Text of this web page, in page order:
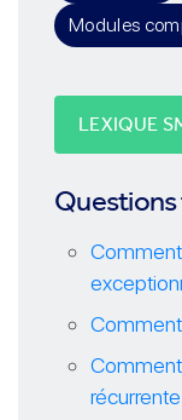
Modules
LEXIQUE
Comment